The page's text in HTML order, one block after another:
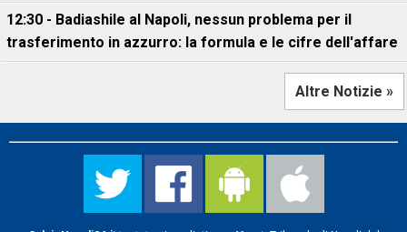
12:30 - Badiashile al Napoli, nessun problema per il
trasferimento in azzurro: la formula e le cifre dell'affare
Altre Notizie »